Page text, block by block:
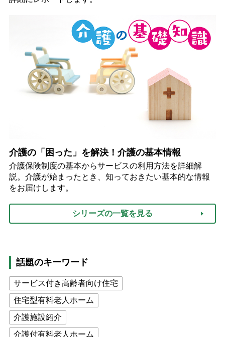
介護の「困った」を解決！介護の基本情報
介護保険制度の基本からサービスの利用方法を詳細解
説。介護が始まったとき、知っておきたい基本的な情報
をお届けします。
シリーズの一覧を見る
話題のキーワード
サービス付き高齢者向け住宅
住宅型有料老人ホーム
介護施設紹介
介護付有料老人ホーム